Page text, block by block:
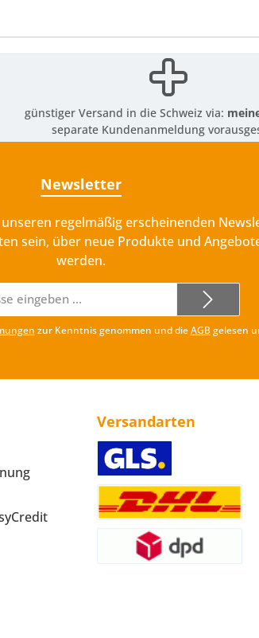
günstiger Versand in die Schweiz via:
separate Kundenanmeldung
Newsletter
regelmäßig erscheinenden
sein, über neue Produkte und
werden.
Mail-
Adresse*
zur Kenntnis genommen und dieAGBgelesen
Versandarten